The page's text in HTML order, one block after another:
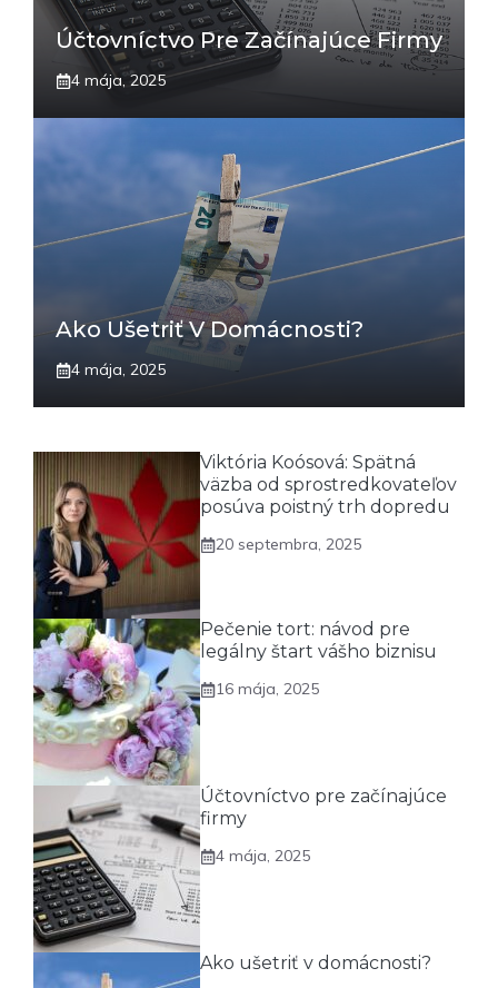
Účtovníctvo Pre Začínajúce Firmy
4 mája, 2025
Ako Ušetriť V Domácnosti?
4 mája, 2025
Viktória Koósová: Spätná
väzba od sprostredkovateľov
posúva poistný trh dopredu
20 septembra, 2025
Pečenie tort: návod pre
legálny štart vášho biznisu
16 mája, 2025
Účtovníctvo pre začínajúce
firmy
4 mája, 2025
Ako ušetriť v domácnosti?